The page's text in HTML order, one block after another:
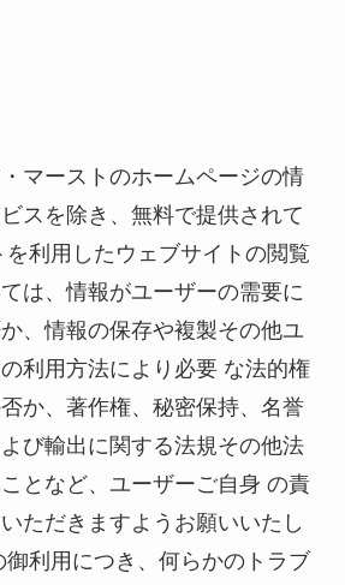
マーストのホームページの情
スを除き、無料で提供されて
利用したウェブサイトの閲覧
は、情報がユーザーの需要に
、情報の保存や複製その他ユ
利用方法により必要 な法的権
か、著作権、秘密保持、名誉
び輸出に関する法規その他法
となど、ユーザーご自身 の責
ただきますようお願いいたし
御利用につき、何らかのトラブ